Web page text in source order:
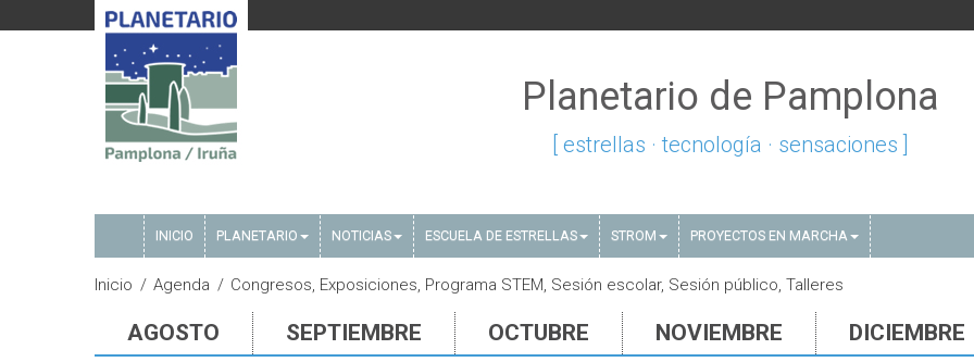
Planetario de Pamplona
[ estrellas · tecnología · sensaciones ]
INICIO PLANETARIO NOTICIAS ESCUELA DE ESTRELLAS STROM PROYECTOS EN MARCHA
Inicio Agenda Congresos, Exposiciones, Programa STEM, Sesión escolar, Sesión público, Talleres
AGOSTO SEPTIEMBRE OCTUBRE NOVIEMBRE DICIEMBRE